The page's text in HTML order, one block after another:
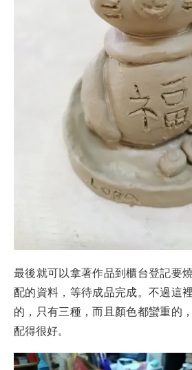
最後就可以拿著作品到櫃台登記要
配的資料，等待成品完成。不過這
的，只有三種，而且顏色都蠻重的
配得很好。